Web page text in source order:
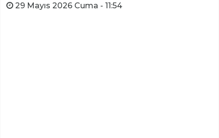
29 Mayıs 2026 Cuma - 11:54